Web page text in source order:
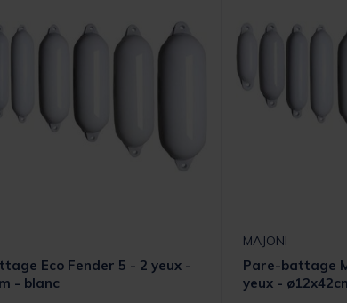
Eco Fender 5 - 2 yeux -
- blanc
MAJONI
Pare-battage
yeux -